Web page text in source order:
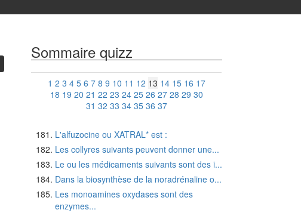
Sommaire quizz
1 2 3 4 5 6 7 8 9 10 11 12 13 14 15 16 17
18 19 20 21 22 23 24 25 26 27 28 29 30
31 32 33 34 35 36 37
L'alfuzocine ou XATRAL* est :
Les collyres suivants peuvent donner une...
Le ou les médicaments suivants sont des i...
Dans la biosynthèse de la noradrénaline o...
Les monoamines oxydases sont des
enzymes...